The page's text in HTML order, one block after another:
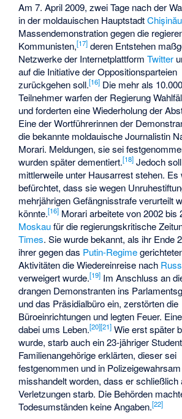
Am 7. April 2009, zwei Tage nach der
in der moldauischen HauptstadtChișinău
Massendemonstration gegen die
Kommunisten,[17] deren Entstehen
Netzwerke der InternetplattformTwitter
auf die Initiative der Oppositionsparteien
zurückgehen soll.[16] Die mehr als 10.000
Teilnehmer warfen der Regierung
und forderten eine Wiederholung der
Eine der Wortführerinnen der
die bekannte moldauische Journalistin
Morari. Meldungen, sie sei
wurden später dementiert.[18] Jedoch
mittlerweile unter Hausarrest stehen. Es
befürchtet, dass sie wegen
mehrjährigen Gefängnisstrafe verurteilt
könnte.[16] Morari arbeitete von 2002 bis
Moskaufür die regierungskritische
Times. Sie wurde bekannt, als ihr Ende
ihrer gegen das Putin-Regime
Aktivitäten die Wiedereinreise nach
verweigert wurde.[19] Im Anschluss an
drangen Demonstranten ins
und das Präsidialbüro ein, zerstörten die
Büroeinrichtungen und legten Feuer.
dabei ums Leben.[20][21] Wie erst später
wurde, starb auch ein 23-jähriger
Familienangehörige erklärten, dieser sei
festgenommen und in
misshandelt worden, dass er schließlich
Verletzungen starb. Die Behörden
Todesumständen keine Angaben.[22]